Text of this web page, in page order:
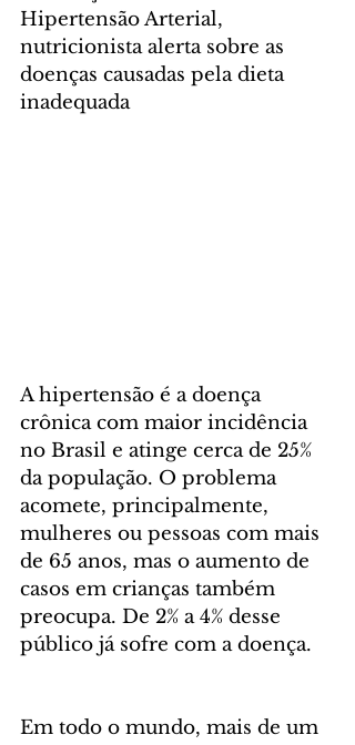
Hipertensão Arterial,
nutricionista alerta sobre as
doenças causadas pela dieta
inadequada
A hipertensão é a doença
crônica com maior incidência
no Brasil e atinge cerca de 25%
da população. O problema
acomete, principalmente,
mulheres ou pessoas com mais
de 65 anos, mas o aumento de
casos em crianças também
preocupa. De 2% a 4% desse
público já sofre com a doença.
Em todo o mundo, mais de um